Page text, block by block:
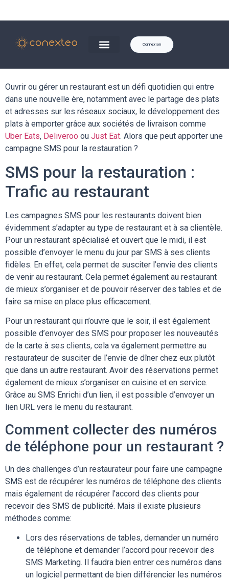
Connexion
Ouvrir ou gérer un restaurant est un défi quotidien qui entre
dans une nouvelle ère, notamment avec le partage des plats
et adresses sur les réseaux sociaux, le développement des
plats à emporter grâce aux sociétés de livraison comme
Uber Eats, Deliveroo ou Just Eat. Alors que peut apporter une
campagne SMS pour la restauration ?
SMS pour la restauration :
Trafic au restaurant
Les campagnes SMS pour les restaurants doivent bien
évidemment s’adapter au type de restaurant et à sa clientèle.
Pour un restaurant spécialisé et ouvert que le midi, il est
possible d’envoyer le menu du jour par SMS à ses clients
fidèles. En effet, cela permet de susciter l’envie des clients
de venir au restaurant. Cela permet également au restaurant
de mieux s’organiser et de pouvoir réserver des tables et de
faire sa mise en place plus efficacement.
Pour un restaurant qui n’ouvre que le soir, il est également
possible d’envoyer des SMS pour proposer les nouveautés
de la carte à ses clients, cela va également permettre au
restaurateur de susciter de l’envie de dîner chez eux plutôt
que dans un autre restaurant. Avoir des réservations permet
également de mieux s’organiser en cuisine et en service.
Grâce au SMS Enrichi d’un lien, il est possible d’envoyer un
lien URL vers le menu du restaurant.
Comment collecter des numéros
de téléphone pour un restaurant ?
Un des challenges d’un restaurateur pour faire une campagne
SMS est de récupérer les numéros de téléphone des clients
mais également de récupérer l’accord des clients pour
recevoir des SMS de publicité. Mais il existe plusieurs
méthodes comme:
Lors des réservations de tables, demander un numéro
de téléphone et demander l’accord pour recevoir des
SMS Marketing. Il faudra bien entrer ces numéros dans
un logiciel permettant de bien différencier les numéros